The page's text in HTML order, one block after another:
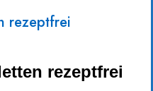
rezeptfrei
rezeptfrei